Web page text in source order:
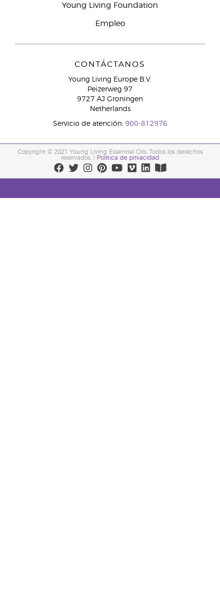
Young Living Foundation
Empleo
CONTÁCTANOS
Young Living Europe B.V.
Peizerweg 97
9727 AJ Groningen
Netherlands
Servicio de atención: 900-812976
Copyright © 2021 Young Living Essential Oils. Todos los derechos
reservados. |
Política de privacidad